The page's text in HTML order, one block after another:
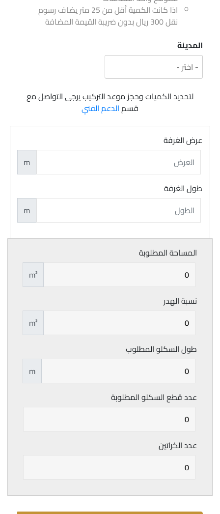
اذا كانت الكمية أقل من 25 متر يضاف رسوم
نقل 300 ريال بدون ضريبة القيمة المضافة
المدينة
لتحديد الكميات وحجز موعد التركيب يرجى التواصل مع
قسمالدعم الفني
عرض الغرفة
m
طول الغرفة
m
المساحة المطلوبة
m²
نسبة الهدر
m²
طول السكلو المطلوب
m
عدد قطع السكلو المطلوبة
عدد الكراتين